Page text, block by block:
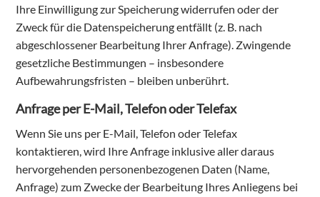
Ihre Einwilligung zur Speicherung widerrufen oder der
Zweck für die Datenspeicherung entfällt (z. B. nach
abgeschlossener Bearbeitung Ihrer Anfrage). Zwingende
gesetzliche Bestimmungen – insbesondere
Aufbewahrungsfristen – bleiben unberührt.
Anfrage per E-Mail, Telefon oder Telefax
Wenn Sie uns per E-Mail, Telefon oder Telefax
kontaktieren, wird Ihre Anfrage inklusive aller daraus
hervorgehenden personenbezogenen Daten (Name,
Anfrage) zum Zwecke der Bearbeitung Ihres Anliegens bei